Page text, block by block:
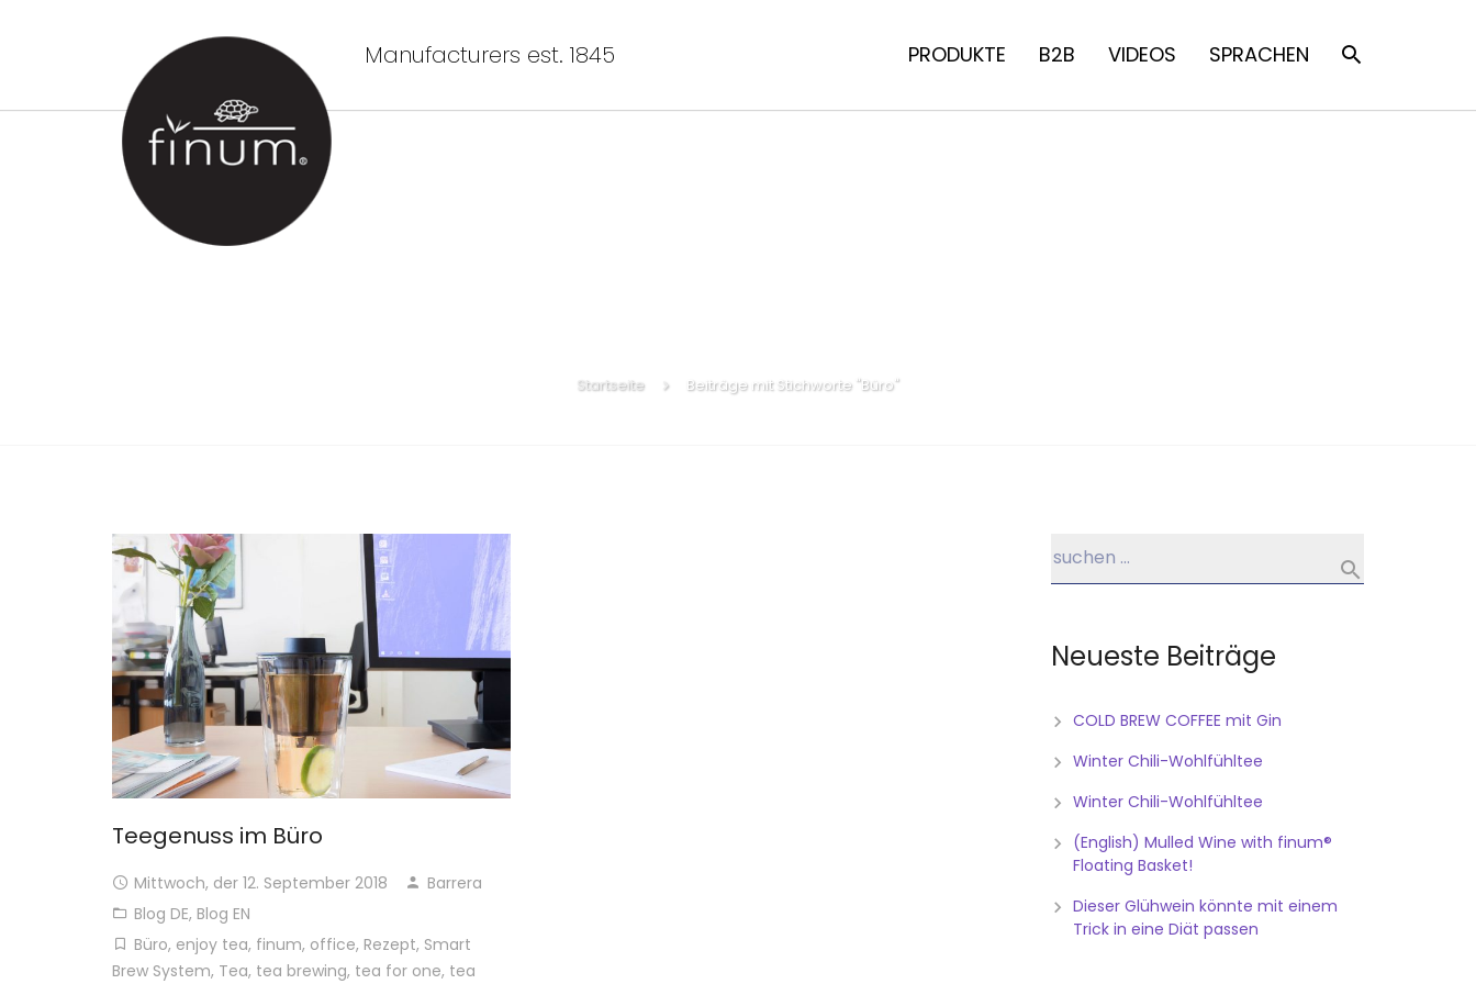
Manufacturers est. 1845 PRODUKTE B2B VIDEOS SPRACHEN
Startseite Beiträge mit Stichworte "Büro"
Teegenuss im Büro
Mittwoch, der 12. September 2018
Barrera
Blog DE, Blog EN
Büro, enjoy tea, finum, office, Rezept, Smart
Brew System, Tea, tea brewing, tea for one, tea
Neueste Beiträge
COLD BREW COFFEE mit Gin
Winter Chili-Wohlfühltee
Winter Chili-Wohlfühltee
(English) Mulled Wine with finum®
Floating Basket!
Dieser Glühwein könnte mit einem
Trick in eine Diät passen